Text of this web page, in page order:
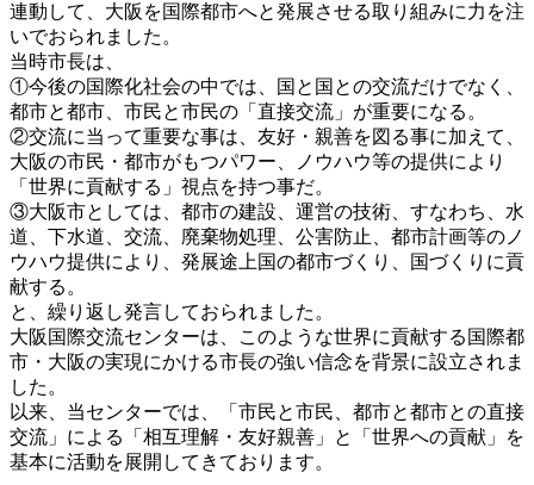
連動して、大阪を国際都市へと発展させる取り組みに力を注
いでおられました。
当時市長は、
①今後の国際化社会の中では、国と国との交流だけでなく、
都市と都市、市民と市民の「直接交流」が重要になる。
②交流に当って重要な事は、友好・親善を図る事に加えて、
大阪の市民・都市がもつパワー、ノウハウ等の提供により
「世界に貢献する」視点を持つ事だ。
③大阪市としては、都市の建設、運営の技術、すなわち、水
道、下水道、交流、廃棄物処理、公害防止、都市計画等のノ
ウハウ提供により、発展途上国の都市づくり、国づくりに貢
献する。
と、繰り返し発言しておられました。
大阪国際交流センターは、このような世界に貢献する国際都
市・大阪の実現にかける市長の強い信念を背景に設立されま
した。
以来、当センターでは、「市民と市民、都市と都市との直接
交流」による「相互理解・友好親善」と「世界への貢献」を
基本に活動を展開してきております。